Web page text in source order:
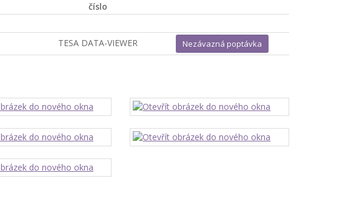
číslo
TESA DATA-VIEWER Nezávazná poptávka